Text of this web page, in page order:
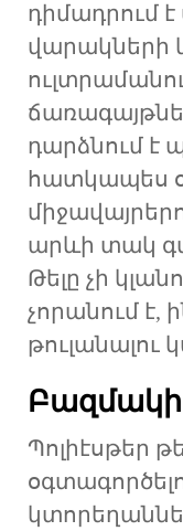
դիմադրում
վարակների
դարձնում է
հատկապես
արևի տակ
Թելը չի
չորանում է,
թուլանալու
Բազմակի
Պոլիէսթեր